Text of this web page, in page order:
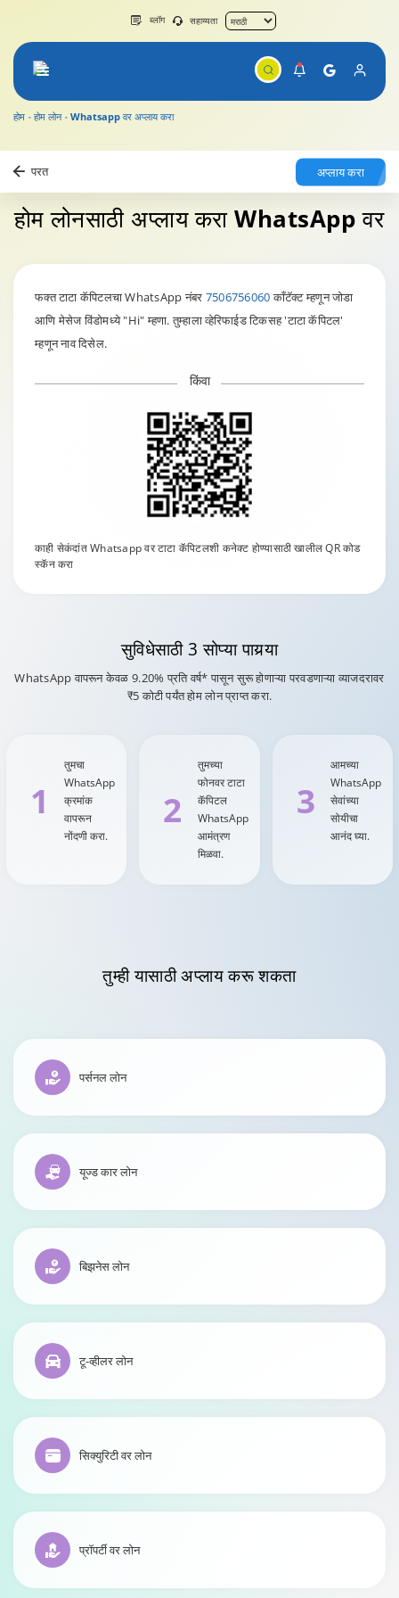
ब्लॉग सहाय्यता
होम होम लोन Whatsapp वर अप्लाय करा
परत अप्लाय करा
होम लोनसाठी अप्लाय करा WhatsApp वर
फक्त टाटा कॅपिटलचा WhatsApp नंबर 7506756060काँटॅक्ट म्हणून जोडा
आणि मेसेज विंडोमध्ये "Hi" म्हणा. तुम्हाला व्हेरिफाईड टिकसह 'टाटा कॅपिटल'
म्हणून नाव दिसेल.
किंवा
काही सेकंदांत Whatsapp वर टाटा कॅपिटलशी कनेक्ट होण्यासाठी खालील QR कोड
स्कॅन करा
सुविधेसाठी3 सोप्या पायर्‍या
WhatsApp वापरून केवळ 9.20% प्रति वर्ष* पासून सुरू होणाऱ्या परवडणाऱ्या व्याजदरावर
₹5 कोटी पर्यंत होम लोन प्राप्त करा.
1
तुमचा
WhatsApp
क्रमांक
वापरून
नोंदणी करा.
2
तुमच्या
फोनवर टाटा
कॅपिटल
WhatsApp
आमंत्रण
मिळवा.
3
आमच्या
WhatsApp
सेवांच्या
सोयीचा
आनंद घ्या.
तुम्हीयासाठी अप्लाय करू शकता
पर्सनल लोन
यूज्ड कार लोन
बिझनेस लोन
टू-व्हीलर लोन
सिक्युरिटी वर लोन
प्रॉपर्टी वर लोन